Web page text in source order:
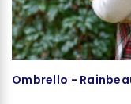
Ombrello -